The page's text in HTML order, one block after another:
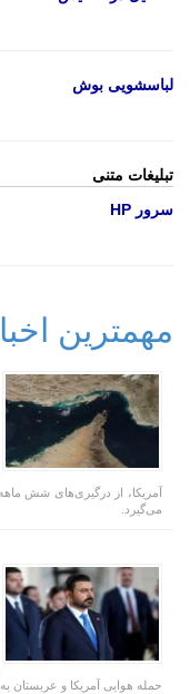
لباسشویی بوش
تبلیغات متنی
سرور HP
مهمترین
آمریکا، از درگیری‌های شش ماهه
می‌گیرد.
حمله هوایی آمریکا و عربستان